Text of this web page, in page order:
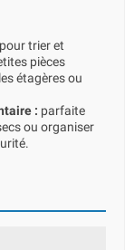
trier et
pièces
étagères ou
: parfaite
ou organiser